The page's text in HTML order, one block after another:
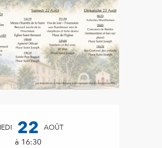
et coordonnées
22 AOÛT
à 16:30